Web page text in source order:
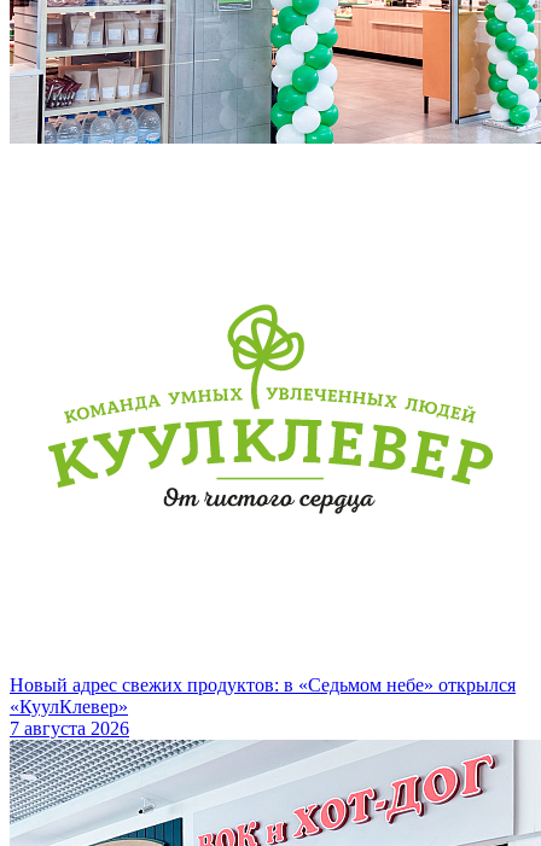
Новый адрес свежих продуктов: в «Седьмом небе» открылся
«КуулКлевер»
7 августа 2026